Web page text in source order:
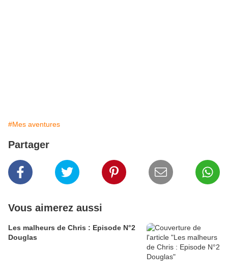
#Mes aventures
Partager
Vous aimerez aussi
Les malheurs de Chris : Episode N°2
Douglas